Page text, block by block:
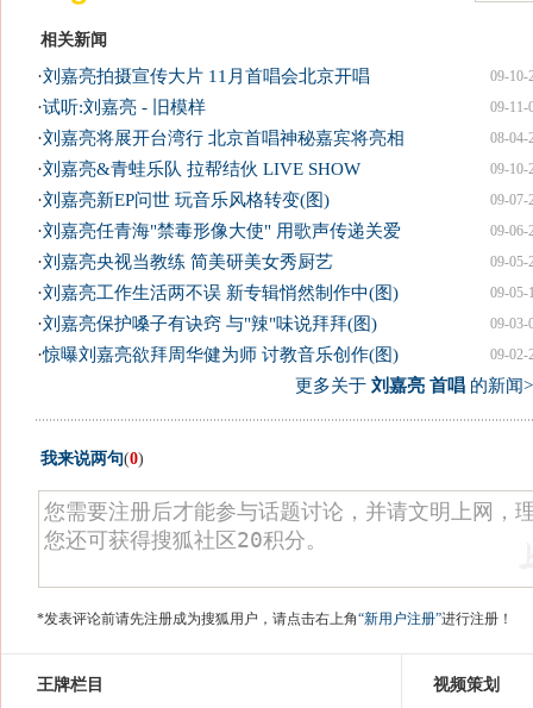
相关新闻
09-10-
·刘嘉亮拍摄宣传大片 11月首唱会北京开唱
09-11-
·试听:刘嘉亮 - 旧模样
08-04-
·刘嘉亮将展开台湾行 北京首唱神秘嘉宾将亮相
09-10-
·刘嘉亮&青蛙乐队 拉帮结伙 LIVE SHOW
09-07-
·刘嘉亮新EP问世 玩音乐风格转变(图)
09-06-
·刘嘉亮任青海"禁毒形像大使" 用歌声传递关爱
09-05-
·刘嘉亮央视当教练 简美研美女秀厨艺
09-05-
·刘嘉亮工作生活两不误 新专辑悄然制作中(图)
09-03-
·刘嘉亮保护嗓子有诀窍 与"辣"味说拜拜(图)
09-02-
·惊曝刘嘉亮欲拜周华健为师 讨教音乐创作(图)
更多关于 刘嘉亮 首唱的新闻
我来说两句(0)
*发表评论前请先注册成为搜狐用户，请点击右上角“新用户注册”进行注册！
王牌栏目 视频策划